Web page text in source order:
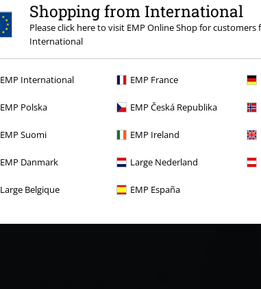
Shopping from International
Please click here to visit EMP Online Shop for customers
International
EMP International EMP France
EMP Polska EMP Česká Republika
EMP Suomi EMP Ireland
EMP Danmark Large Nederland
Large Belgique EMP España